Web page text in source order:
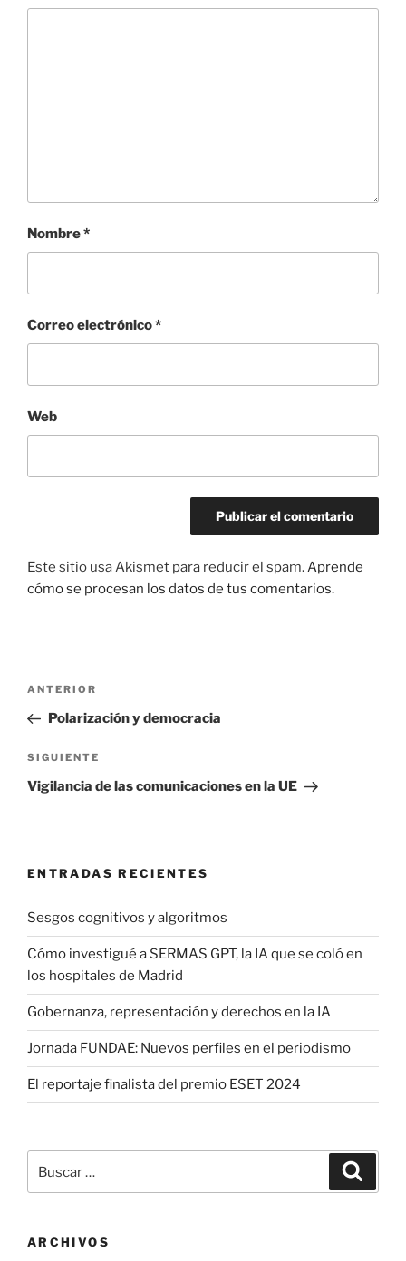
Nombre*
Correo electrónico*
Web
Este sitio usa Akismet para reducir el spam.Aprende
cómo se procesan los datos de tus comentarios.
Navegación
entradas
Entrada
anterior:
ANTERIOR
Polarización y democracia
Siguiente
entrada
SIGUIENTE
Vigilancia de las comunicaciones en la UE
ENTRADAS RECIENTES
Sesgos cognitivos y algoritmos
Cómo investigué a SERMAS GPT, la IA que se coló en
los hospitales de Madrid
Gobernanza, representación y derechos en la IA
Jornada FUNDAE: Nuevos perfiles en el periodismo
El reportaje finalista del premio ESET 2024
por:
ARCHIVOS